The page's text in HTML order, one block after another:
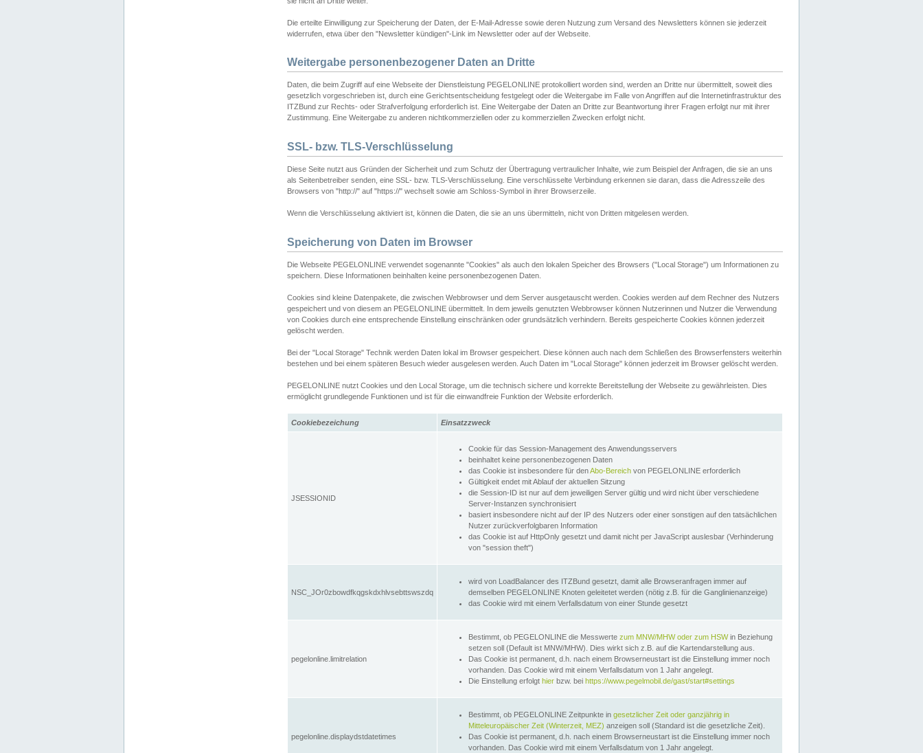
Die erteilte Einwilligung zur Speicherung der Daten, der E-Mail-Adresse sowie deren Nutzung zum Versand des Newsletters können sie jederzeit
widerrufen, etwa über den "Newsletter kündigen"-Link im Newsletter oder auf der Webseite.
Weitergabe personenbezogener Daten an Dritte
Daten, die beim Zugriff auf eine Webseite der Dienstleistung PEGELONLINE protokolliert worden sind, werden an Dritte nur übermittelt, soweit dies
gesetzlich vorgeschrieben ist, durch eine Gerichtsentscheidung festgelegt oder die Weitergabe im Falle von Angriffen auf die Internetinfrastruktur des
ITZBund zur Rechts- oder Strafverfolgung erforderlich ist. Eine Weitergabe der Daten an Dritte zur Beantwortung ihrer Fragen erfolgt nur mit ihrer
Zustimmung. Eine Weitergabe zu anderen nichtkommerziellen oder zu kommerziellen Zwecken erfolgt nicht.
SSL- bzw. TLS-Verschlüsselung
Diese Seite nutzt aus Gründen der Sicherheit und zum Schutz der Übertragung vertraulicher Inhalte, wie zum Beispiel der Anfragen, die sie an uns
als Seitenbetreiber senden, eine SSL- bzw. TLS-Verschlüsselung. Eine verschlüsselte Verbindung erkennen sie daran, dass die Adresszeile des
Browsers von "http://" auf "https://" wechselt sowie am Schloss-Symbol in ihrer Browserzeile.
Wenn die Verschlüsselung aktiviert ist, können die Daten, die sie an uns übermitteln, nicht von Dritten mitgelesen werden.
Speicherung von Daten im Browser
Die Webseite PEGELONLINE verwendet sogenannte "Cookies" als auch den lokalen Speicher des Browsers ("Local Storage") um Informationen zu
speichern. Diese Informationen beinhalten keine personenbezogenen Daten.
Cookies sind kleine Datenpakete, die zwischen Webbrowser und dem Server ausgetauscht werden. Cookies werden auf dem Rechner des Nutzers
gespeichert und von diesem an PEGELONLINE übermittelt. In dem jeweils genutzten Webbrowser können Nutzerinnen und Nutzer die Verwendung
von Cookies durch eine entsprechende Einstellung einschränken oder grundsätzlich verhindern. Bereits gespeicherte Cookies können jederzeit
gelöscht werden.
Bei der "Local Storage" Technik werden Daten lokal im Browser gespeichert. Diese können auch nach dem Schließen des Browserfensters weiterhin
bestehen und bei einem späteren Besuch wieder ausgelesen werden. Auch Daten im "Local Storage" können jederzeit im Browser gelöscht werden.
PEGELONLINE nutzt Cookies und den Local Storage, um die technisch sichere und korrekte Bereitstellung der Webseite zu gewährleisten. Dies
ermöglicht grundlegende Funktionen und ist für die einwandfreie Funktion der Website erforderlich.
Cookiebezeichung Einsatzzweck
JSESSIONID
Cookie für das Session-Management des Anwendungsservers
beinhaltet keine personenbezogenen Daten
das Cookie ist insbesondere für denAbo-Bereich von PEGELONLINE erforderlich
Gültigkeit endet mit Ablauf der aktuellen Sitzung
die Session-ID ist nur auf dem jeweiligen Server gültig und wird nicht über verschiedene
Server-Instanzen synchronisiert
basiert insbesondere nicht auf der IP des Nutzers oder einer sonstigen auf den tatsächlichen
Nutzer zurückverfolgbaren Information
das Cookie ist auf HttpOnly gesetzt und damit nicht per JavaScript auslesbar (Verhinderung
von "session theft")
NSC_JOr0zbowdfkqgskdxhlvsebttswszdq
wird von LoadBalancer des ITZBund gesetzt, damit alle Browseranfragen immer auf
demselben PEGELONLINE Knoten geleitetet werden (nötig z.B. für die Ganglinienanzeige)
das Cookie wird mit einem Verfallsdatum von einer Stunde gesetzt
pegelonline.limitrelation
Bestimmt, ob PEGELONLINE die Messwerte zum MNW/MHW oder zum HSWin Beziehung
setzen soll (Default ist MNW/MHW). Dies wirkt sich z.B. auf die Kartendarstellung aus.
Das Cookie ist permanent, d.h. nach einem Browserneustart ist die Einstellung immer noch
vorhanden. Das Cookie wird mit einem Verfallsdatum von 1 Jahr angelegt.
Die Einstellung erfolgt hier bzw. bei https://www.pegelmobil.de/gast/start#settings
pegelonline.displaydstdatetimes
Bestimmt, ob PEGELONLINE Zeitpunkte in gesetzlicher Zeit oder ganzjährig in
Mitteleuropäischer Zeit (Winterzeit, MEZ) anzeigen soll (Standard ist die gesetzliche Zeit).
Das Cookie ist permanent, d.h. nach einem Browserneustart ist die Einstellung immer noch
vorhanden. Das Cookie wird mit einem Verfallsdatum von 1 Jahr angelegt.